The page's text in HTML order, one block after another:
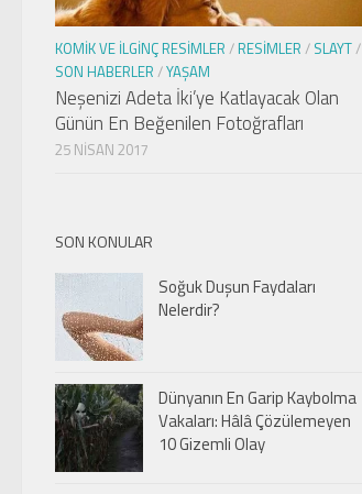
KOMIK VE İLGINÇ RESIMLER / RESIMLER / SLAYT/
SON HABERLER /YAŞAM
Neşenizi Adeta İki’ye Katlayacak Olan
Günün En Beğenilen Fotoğrafları
25 NISAN 2017
SON KONULAR
Soğuk Duşun Faydaları
Nelerdir?
Dünyanın En Garip Kaybolma
Vakaları: Hâlâ Çözülemeyen
10 Gizemli Olay